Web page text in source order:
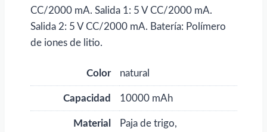
CC/2000 mA. Salida 1: 5 V CC/2000 mA.
Salida 2: 5 V CC/2000 mA. Batería: Polímero
de iones de litio.
Color natural
Capacidad 10000 mAh
Material
Paja de trigo,